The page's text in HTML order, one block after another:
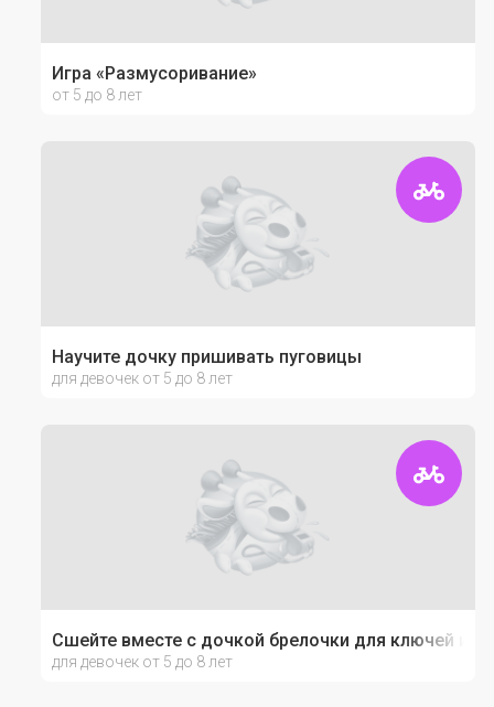
Игра «Размусоривание»
от 5 до 8 лет
Научите дочку пришивать пуговицы
для девочек от 5 до 8 лет
Сшейте вместе с дочкой брелочки для ключей из
для девочек от 5 до 8 лет